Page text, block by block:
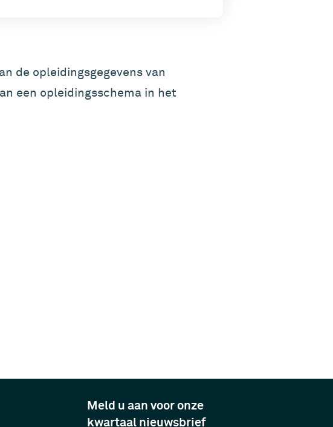
de opleidingsgegevens van
een opleidingsschema in het
Meld u aan voor onze
kwartaal nieuwsbrief